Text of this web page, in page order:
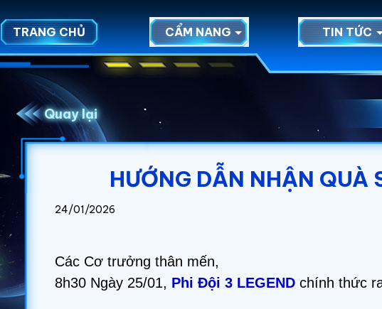
TRANG CHỦ CẨM NANG TIN TỨC
Quay lại
HƯỚNG DẪN NHẬN QUÀ
24/01/2026
Các Cơ trưởng thân mến,
8h30 Ngày 25/01, Phi Đội 3 LEGENDchính thức